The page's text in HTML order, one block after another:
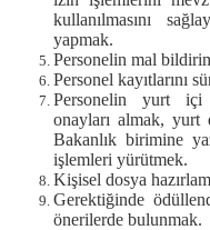
kullanılmasını
yapmak.
Personelin mal
Personel kayıtlarını
Personelin yurt içi
onayları almak, yurt
Bakanlık birimine
işlemleri yürütmek.
Kişisel dosya
Gerektiğinde
önerilerde bulunmak.